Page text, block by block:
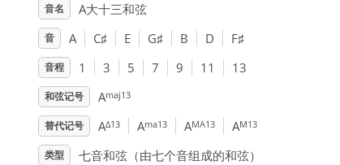
音名 A大十三和弦
音 A C♯ E G♯ B D F♯
音程 1 3 5 7 9 11 13
和弦记号 Amaj13
替代记号 AΔ13 Ama13 AMA13 AM13
类型 七音和弦（由七个音组成的和弦）